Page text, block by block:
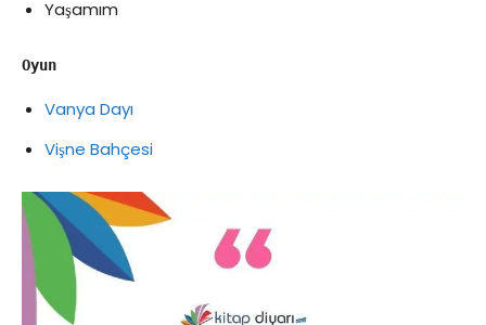
Yaşamım
Oyun
Vanya Dayı
Vişne Bahçesi